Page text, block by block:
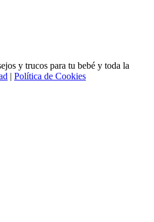
y trucos para tu bebé y toda la
| Política de Cookies